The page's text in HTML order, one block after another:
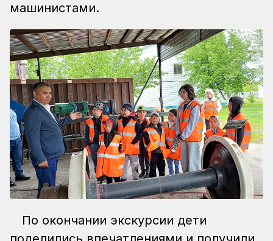
машинистами.
По окончании экскурсии дети